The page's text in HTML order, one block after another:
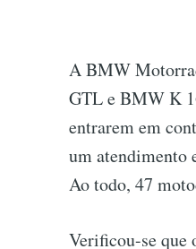
A BMW
GTL e BMW K
entrarem em
um atendimento
Ao todo, 47
Verificou-se que